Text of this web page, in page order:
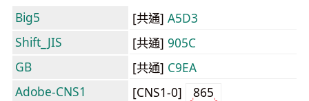
Big5 [共通] A5D3
Shift_JIS
[共通] 905C
GB
[共通] C9EA
Adobe-CNS1
[CNS1-0] 865